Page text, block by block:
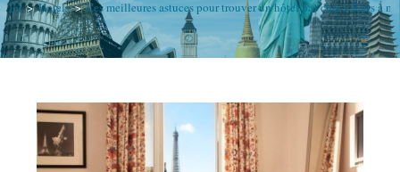
> Hotels > Les meilleures astuces pour trouver un hôtel pas cher à Paris à